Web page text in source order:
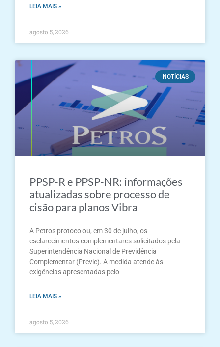
LEIA MAIS »
agosto 5, 2026
NOTÍCIAS
PPSP-R e PPSP-NR: informações
atualizadas sobre processo de
cisão para planos Vibra
A Petros protocolou, em 30 de julho, os
esclarecimentos complementares solicitados pela
Superintendência Nacional de Previdência
Complementar (Previc). A medida atende às
exigências apresentadas pelo
LEIA MAIS »
agosto 5, 2026